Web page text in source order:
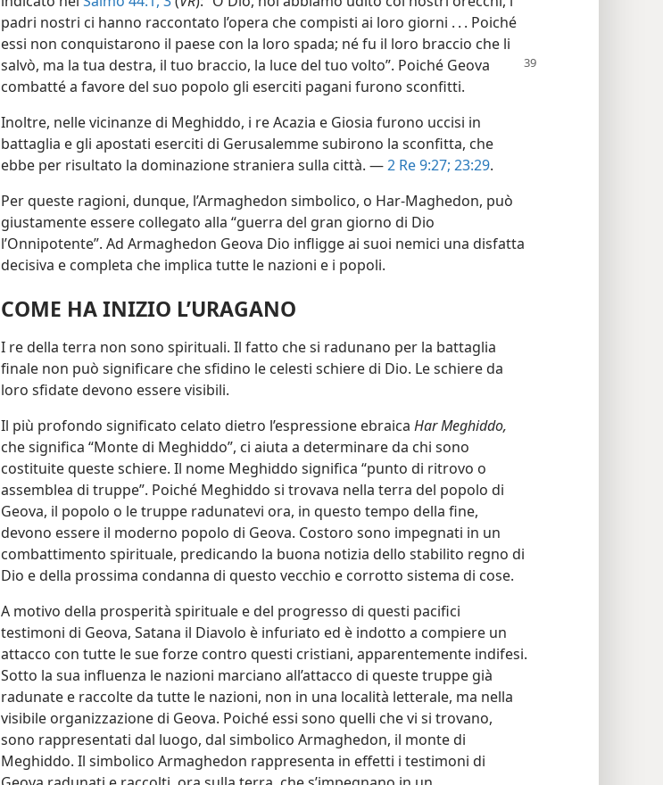
padri nostri ci hanno raccontato l’opera che compisti ai loro giorni . . . Poiché
essi non conquistarono il paese con la loro spada; né fu il loro braccio che li
salvò, ma la tua destra, il tuo braccio, la luce del tuo volto”. Poiché Geova
combatté a favore del suo popolo gli eserciti pagani furono sconfitti.
Inoltre, nelle vicinanze di Meghiddo, i re Acazia e Giosia furono uccisi in
battaglia e gli apostati eserciti di Gerusalemme subirono la sconfitta, che
ebbe per risultato la dominazione straniera sulla città. —2 Re 9:27; 23:29.
Per queste ragioni, dunque, l’Armaghedon simbolico, o Har-Maghedon, può
giustamente essere collegato alla “guerra del gran giorno di Dio
l’Onnipotente”. Ad Armaghedon Geova Dio infligge ai suoi nemici una disfatta
decisiva e completa che implica tutte le nazioni e i popoli.
COME HA INIZIO L’URAGANO
I re della terra non sono spirituali. Il fatto che si radunano per la battaglia
finale non può significare che sfidino le celesti schiere di Dio. Le schiere da
loro sfidate devono essere visibili.
Il più profondo significato celato dietro l’espressione ebraica Har Meghiddo,
che significa “Monte di Meghiddo”, ci aiuta a determinare da chi sono
costituite queste schiere. Il nome Meghiddo significa “punto di ritrovo o
assemblea di truppe”. Poiché Meghiddo si trovava nella terra del popolo di
Geova, il popolo o le truppe radunatevi ora, in questo tempo della fine,
devono essere il moderno popolo di Geova. Costoro sono impegnati in un
combattimento spirituale, predicando la buona notizia dello stabilito regno di
Dio e della prossima condanna di questo vecchio e corrotto sistema di cose.
A motivo della prosperità spirituale e del progresso di questi pacifici
testimoni di Geova, Satana il Diavolo è infuriato ed è indotto a compiere un
attacco con tutte le sue forze contro questi cristiani, apparentemente indifesi.
Sotto la sua influenza le nazioni marciano all’attacco di queste truppe già
radunate e raccolte da tutte le nazioni, non in una località letterale, ma nella
visibile organizzazione di Geova. Poiché essi sono quelli che vi si trovano,
sono rappresentati dal luogo, dal simbolico Armaghedon, il monte di
Meghiddo. Il simbolico Armaghedon rappresenta in effetti i testimoni di